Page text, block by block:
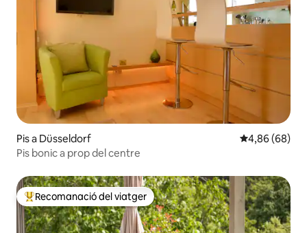
Pis a Düsseldorf 4,86 de
4,86 (68)
Pis bonic a prop del centre
Principals recomanacions dels viatgers
Recomanació del viatger